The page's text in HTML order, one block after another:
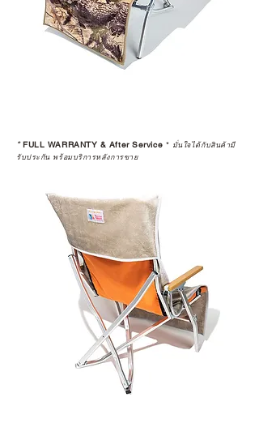
*FULL WARRANTY & After Service * มั่นใจได้กับสินค้ามี
รับประกัน พร้อมบริการหลังการขาย